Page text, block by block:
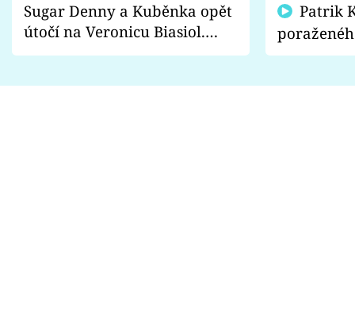
Sugar Denny a Kuběnka opět
útočí na Veronicu Biasiol.
Proč je podle nich falešná a
fanoušci